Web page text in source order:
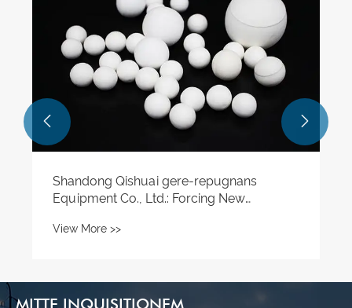
Chromium Carbide Deauratium
Proprietates.
View More >>
 